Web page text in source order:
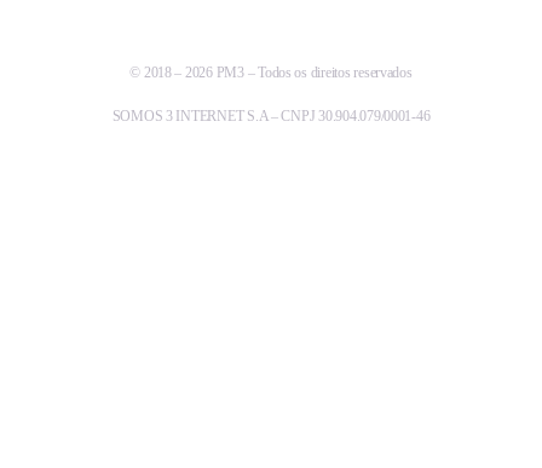
© 2018 – 2026 PM3 – Todos os direitos reservados
SOMOS 3 INTERNET S.A – CNPJ 30.904.079/0001-46